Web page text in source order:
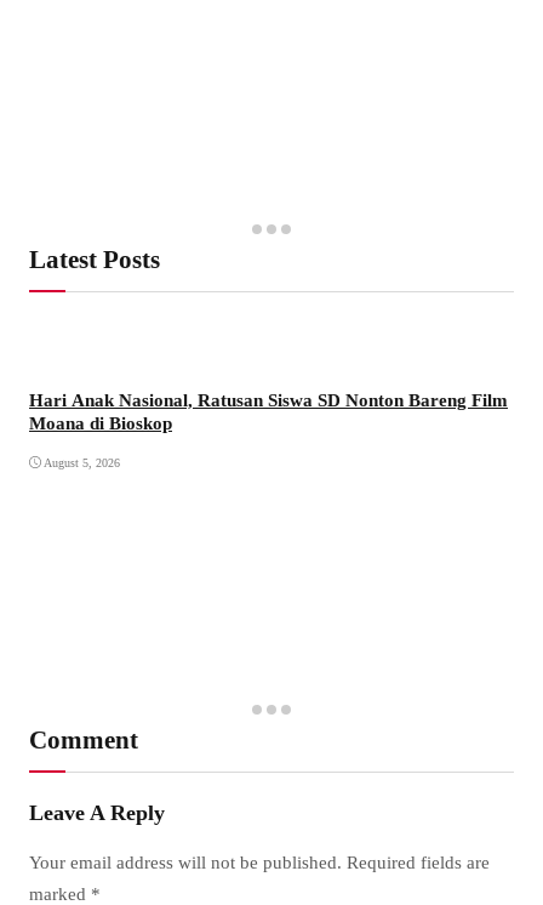
Latest Posts
Hari Anak Nasional, Ratusan Siswa SD Nonton Bareng Film
Moana di Bioskop
August 5, 2026
Comment
Leave A Reply
Your email address will not be published. Required fields are
marked *